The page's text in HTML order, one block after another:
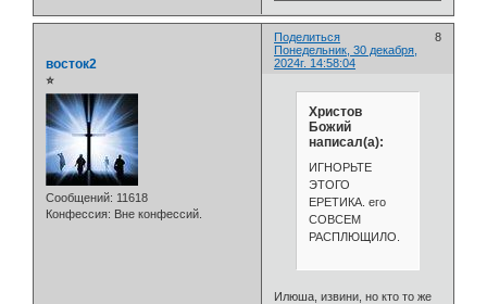
Поделиться
8
Понедельник, 30 декабря,
2024г. 14:58:04
восток2
⭐
Сообщений: 11618
Конфессия: Вне конфессий.
Христов
Божий
написал(а):
ИГНОРЬТЕ
ЭТОГО
ЕРЕТИКА. его
СОВСЕМ
РАСПЛЮЩИЛО.
Илюша, извини, но кто то же